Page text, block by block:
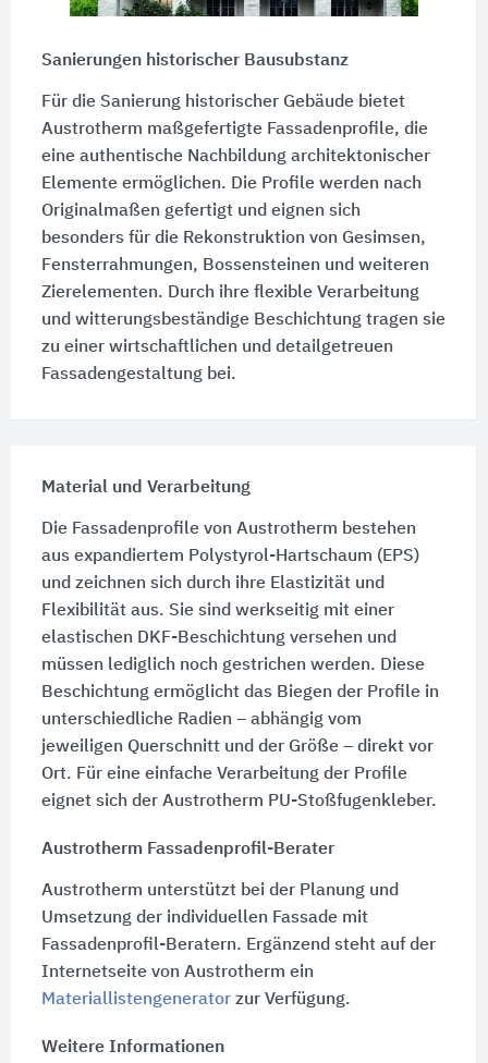
Sanierungen historischer Bausubstanz
Für die Sanierung historischer Gebäude bietet
Austrotherm maßgefertigte Fassadenprofile, die
eine authentische Nachbildung architektonischer
Elemente ermöglichen. Die Profile werden nach
Originalmaßen gefertigt und eignen sich
besonders für die Rekonstruktion von Gesimsen,
Fensterrahmungen, Bossensteinen und weiteren
Zierelementen. Durch ihre flexible Verarbeitung
und witterungsbeständige Beschichtung tragen sie
zu einer wirtschaftlichen und detailgetreuen
Fassadengestaltung bei.
Material und Verarbeitung
Die Fassadenprofile von Austrotherm bestehen
aus expandiertem Polystyrol-Hartschaum (EPS)
und zeichnen sich durch ihre Elastizität und
Flexibilität aus. Sie sind werkseitig mit einer
elastischen DKF-Beschichtung versehen und
müssen lediglich noch gestrichen werden. Diese
Beschichtung ermöglicht das Biegen der Profile in
unterschiedliche Radien – abhängig vom
jeweiligen Querschnitt und der Größe – direkt vor
Ort. Für eine einfache Verarbeitung der Profile
eignet sich der Austrotherm PU-Stoßfugenkleber.
Austrotherm Fassadenprofil-Berater
Austrotherm unterstützt bei der Planung und
Umsetzung der individuellen Fassade mit
Fassadenprofil-Beratern. Ergänzend steht auf der
Internetseite von Austrotherm ein
Materiallistengeneratorzur Verfügung.
Weitere Informationen